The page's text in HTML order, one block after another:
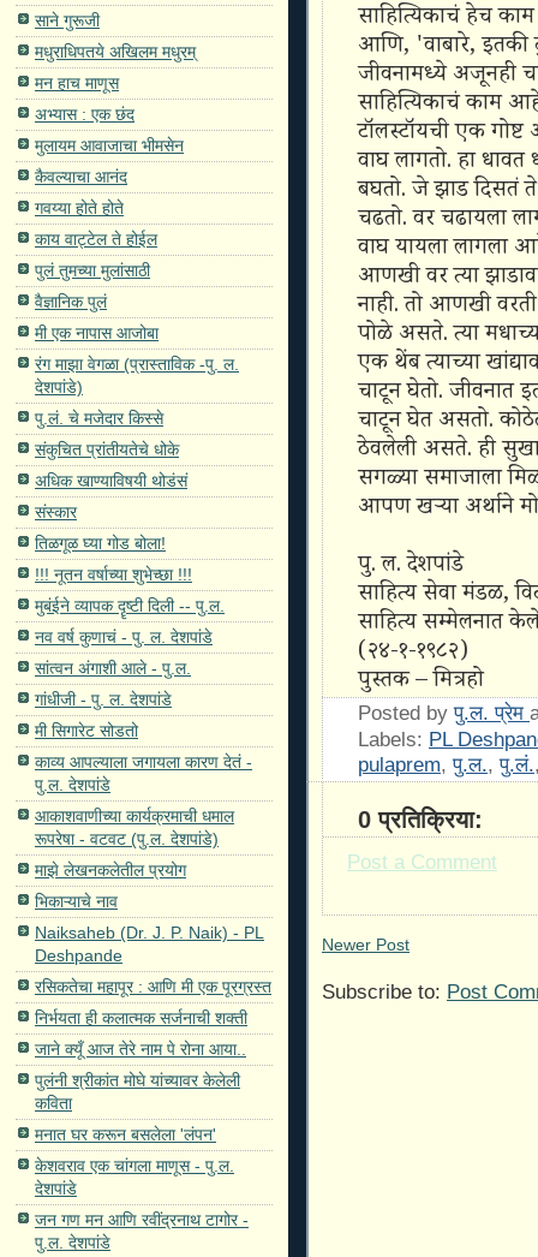
साने गुरूजी
मधुराधिपतये अखिलम मधुरम्
मन हाच माणूस
अभ्यास : एक छंद
मुलायम आवाजाचा भीमसेन
कैवल्याचा आनंद
गवय्या होते होते
काय वाट्टेल ते होईल
पुलं तुमच्या मुलांसाठी
वैज्ञानिक पुलं
मी एक नापास आजोबा
रंग माझा वेगळा (प्रास्ताविक -पु. ल.
देशपांडे)
पु.लं. चे मजेदार किस्से
संकुचित प्रांतीयतेचे धोके
अधिक खाण्याविषयी थोडंसं
संस्कार
तिळगूळ घ्या गोड बोला!
!!! नूतन वर्षाच्या शुभेच्छा !!!
मुबंईने व्यापक दॄष्टी दिली -- पु.ल.
नव वर्ष कुणाचं - पु. ल. देशपांडे
सांत्वन अंगाशी आले - पु.ल.
गांधीजी - पु. ल. देशपांडे
मी सिगारेट सोडतो
काव्य आपल्याला जगायला कारण देतं -
पु.ल. देशपांडे
आकाशवाणीच्या कार्यक्रमाची धमाल
रूपरेषा - वटवट (पु.ल. देशपांडे)
माझे लेखनकलेतील प्रयोग
भिकाऱ्याचे नाव
Naiksaheb (Dr. J. P. Naik) - PL
Deshpande
रसिकतेचा महापूर : आणि मी एक पूरग्रस्त
निर्भयता ही कलात्मक सर्जनाची शक्ती
जाने क्यूँ आज तेरे नाम पे रोना आया..
पुलंनी श्रीकांत मोघे यांच्यावर केलेली
कविता
मनात घर करून बसलेला 'लंपन'
केशवराव एक चांगला माणूस - पु.ल.
देशपांडे
जन गण मन आणि रवींद्रनाथ टागोर -
पु.ल. देशपांडे
साहित्यिकाचं हेच
आणि, 'वाबारे, इतकी
जीवनामध्ये अजूनही
साहित्यिकाचं काम
टॉलस्टॉयची एक
वाघ लागतो. हा धावत
बघतो. जे झाड दिसतं
चढतो. वर चढायला
वाघ यायला
आणखी वर त्या
नाही. तो आणखी
पोळे असते. त्या
एक थेंब त्याच्या
चाटून घेतो.
चाटून घेत असतो.
ठेवलेली असते. ही
सगळ्या समाजाला
आपण खऱ्या अर्थाने
पु. ल. देशपांडे
साहित्य सेवा मंडळ,
साहित्य सम्मेलनात
(२४-१-१९८२)
पुस्तक – मित्रहो
Posted byपु.ल. प्रेम
Labels: PL
pulaprem,पु.ल.,पु.लं.
0 प्रतिक्रिया:
Post a Comment
Newer Post
Subscribe to: Post